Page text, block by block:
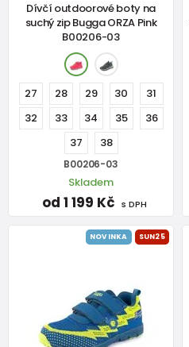
Dívčí outdoorové boty na
suchý zip Bugga ORZA Pink
B00206-03
27 28 29 30
31
32
33 34 35
36
37
38
B00206-03
Skladem
od 1 199 Kč s DPH
NOVINKA SUN25